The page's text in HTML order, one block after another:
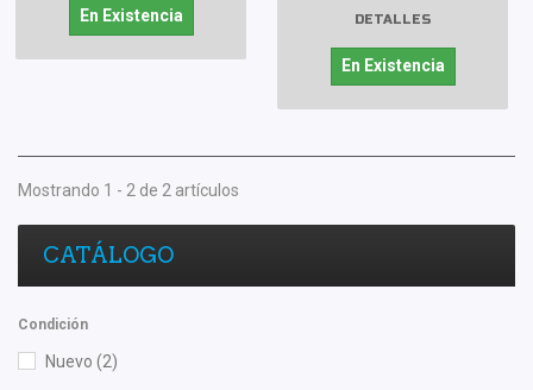
En Existencia DETALLES
En Existencia
Mostrando 1 - 2 de 2 artículos
CATÁLOGO
Condición
Nuevo (2)